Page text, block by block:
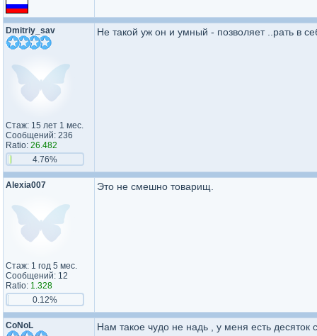
Dmitriy_sav
Стаж: 15 лет 1 мес.
Сообщений: 236
Ratio: 26.482
4.76%
Не такой уж он и умный - позволяет ..рать в
Alexia007
Стаж: 1 год 5 мес.
Сообщений: 12
Ratio: 1.328
0.12%
Это не смешно товарищ.
CoNoL Нам такое чудо не надь , у меня есть десяток